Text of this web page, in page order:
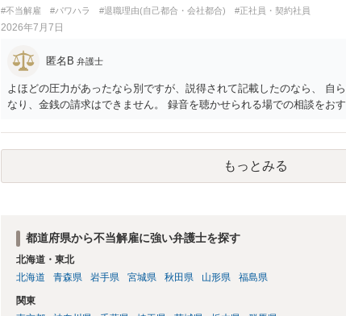
#不当解雇 #パワハラ #退職理由(自己都合・会社都合) #正社員・契約社員
2026年7月7日
匿名B 弁護士
よほどの圧力があったなら別ですが、説得されて記載したのなら、 自
なり、金銭の請求はできません。 録音を聴かせられる場での相談をおす
もっとみる
都道府県から不当解雇に強い弁護士を探す
北海道・東北
北海道
青森県 岩手県 宮城県 秋田県 山形県 福島県
関東